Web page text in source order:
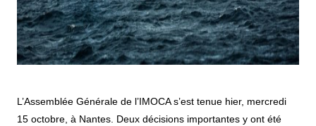
L’Assemblée Générale de l’IMOCA s’est tenue hier, mercredi
15 octobre, à Nantes. Deux décisions importantes y ont été